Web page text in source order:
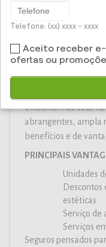
segurados. Seus
protegidos e ainda
especiais, que
descontos em
Completo e sem
todo o suporte
eficiente. Aos seus
abrangentes, ampla
benefícios e de
PRINCIPAIS
Unidades
estéticas
Serviço de
Serviços
Seguros pensados
Telefone: (xx) xxxx - xxxx
Aceito receber e-
ofertas ou